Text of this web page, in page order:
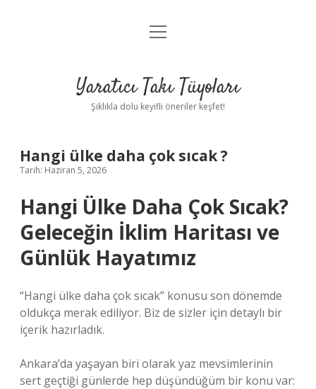
Anasayfa
Yasal Uyarı
menüyü
Yaratıcı Takı Tüyoları
Şıklıkla dolu keyifli öneriler keşfet!
Hangi ülke daha çok sıcak ?
Tarih: Haziran 5, 2026
Hangi Ülke Daha Çok Sıcak?
Geleceğin İklim Haritası ve
Günlük Hayatımız
“Hangi ülke daha çok sıcak” konusu son dönemde
oldukça merak ediliyor. Biz de sizler için detaylı bir
içerik hazırladık.
Ankara’da yaşayan biri olarak yaz mevsimlerinin
sert geçtiği günlerde hep düşündüğüm bir konu var: